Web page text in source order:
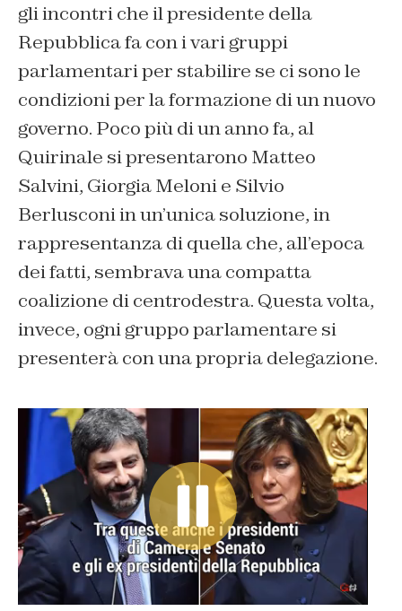
gli incontri che il presidente della
Repubblica fa con i vari gruppi
parlamentari per stabilire se ci sono le
condizioni per la formazione di un nuovo
governo. Poco più di un anno fa, al
Quirinale si presentarono Matteo
Salvini, Giorgia Meloni e Silvio
Berlusconi in un’unica soluzione, in
rappresentanza di quella che, all’epoca
dei fatti, sembrava una compatta
coalizione di centrodestra. Questa volta,
invece, ogni gruppo parlamentare si
presenterà con una propria delegazione.